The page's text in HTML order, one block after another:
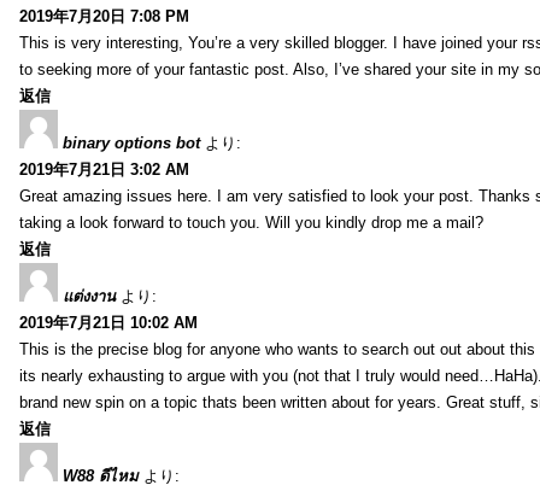
2019年7月20日 7:08 PM
This is very interesting, You’re a very skilled blogger. I have joined your
to seeking more of your fantastic post. Also, I’ve shared your site in my
返信
binary options bot より:
2019年7月21日 3:02 AM
Great amazing issues here. I am very satisfied to look your post. Thanks
taking a look forward to touch you. Will you kindly drop me a mail?
返信
แต่งงาน より:
2019年7月21日 10:02 AM
This is the precise blog for anyone who wants to search out out about
its nearly exhausting to argue with you (not that I truly would
brand new spin on a topic thats been written about for years. Great stuff,
返信
W88 ดีไหม より: